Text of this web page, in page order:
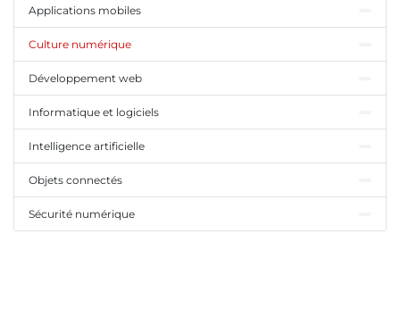
Applications mobiles
Culture numérique
Développement web
Informatique et logiciels
Intelligence artificielle
Objets connectés
Sécurité numérique